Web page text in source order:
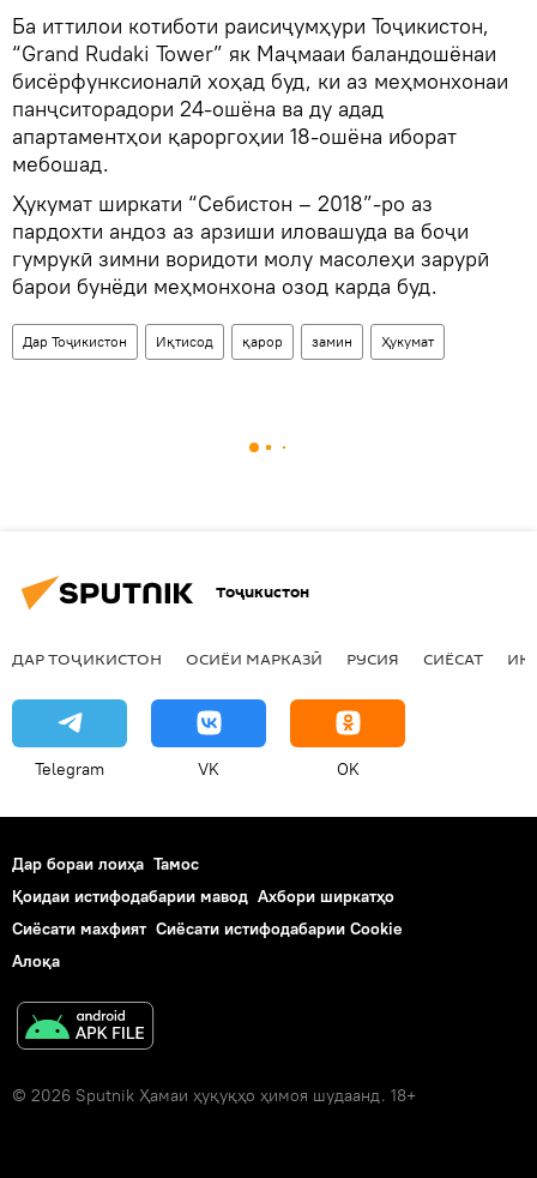
Ба иттилои котиботи раисиҷумҳури Тоҷикистон,
“Grand Rudaki Tower” як Маҷмааи баландошёнаи
бисёрфунксионалӣ хоҳад буд, ки аз меҳмонхонаи
панҷситорадори 24-ошёна ва ду адад
апартаментҳои қароргоҳии 18-ошёна иборат
мебошад.
Ҳукумат ширкати “Себистон – 2018”-ро аз
пардохти андоз аз арзиши иловашуда ва боҷи
гумрукӣ зимни воридоти молу масолеҳи зарурӣ
барои бунёди меҳмонхона озод карда буд.
Дар Тоҷикистон Иқтисод қарор замин Ҳукумат
Тоҷикистон
ДАР ТОҶИКИСТОН ОСИЁИ МАРКАЗӢ РУСИЯ СИЁСАТ
Telegram VK OK
Дар бораи лоиҳа Тамос
Қоидаи истифодабарии мавод Ахбори ширкатҳо
Сиёсати махфият Сиёсати истифодабарии Cookie
Алоқа
© 2026 Sputnik Ҳамаи ҳуқуқҳо ҳимоя шудаанд. 18+